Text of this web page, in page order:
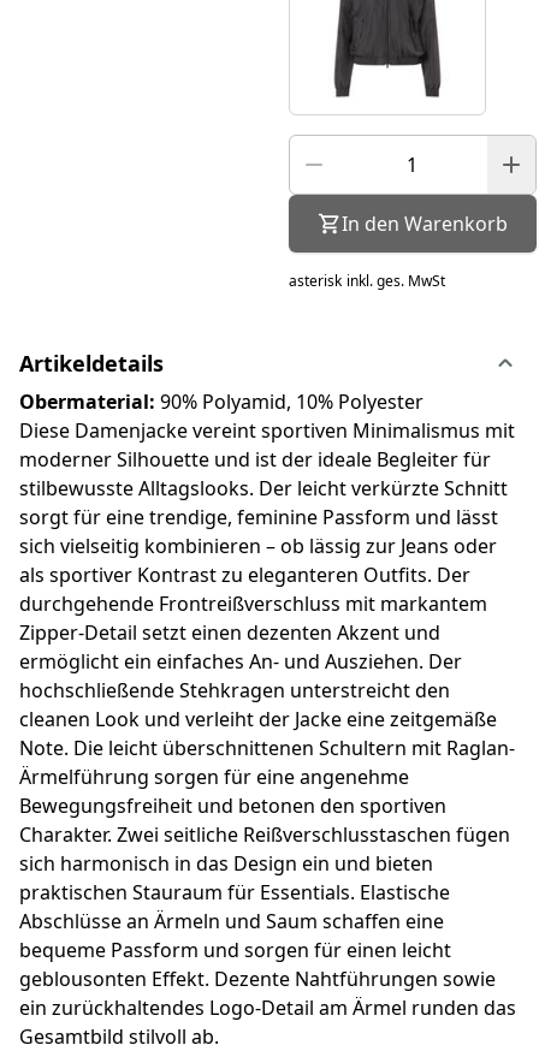
In den Warenkorb
asterisk inkl. ges. MwSt
Artikeldetails
Obermaterial: 90% Polyamid, 10% Polyester
Diese Damenjacke vereint sportiven Minimalismus mit
moderner Silhouette und ist der ideale Begleiter für
stilbewusste Alltagslooks. Der leicht verkürzte Schnitt
sorgt für eine trendige, feminine Passform und lässt
sich vielseitig kombinieren – ob lässig zur Jeans oder
als sportiver Kontrast zu eleganteren Outfits. Der
durchgehende Frontreißverschluss mit markantem
Zipper-Detail setzt einen dezenten Akzent und
ermöglicht ein einfaches An- und Ausziehen. Der
hochschließende Stehkragen unterstreicht den
cleanen Look und verleiht der Jacke eine zeitgemäße
Note. Die leicht überschnittenen Schultern mit Raglan-
Ärmelführung sorgen für eine angenehme
Bewegungsfreiheit und betonen den sportiven
Charakter. Zwei seitliche Reißverschlusstaschen fügen
sich harmonisch in das Design ein und bieten
praktischen Stauraum für Essentials. Elastische
Abschlüsse an Ärmeln und Saum schaffen eine
bequeme Passform und sorgen für einen leicht
geblousonten Effekt. Dezente Nahtführungen sowie
ein zurückhaltendes Logo-Detail am Ärmel runden das
Gesamtbild stilvoll ab.